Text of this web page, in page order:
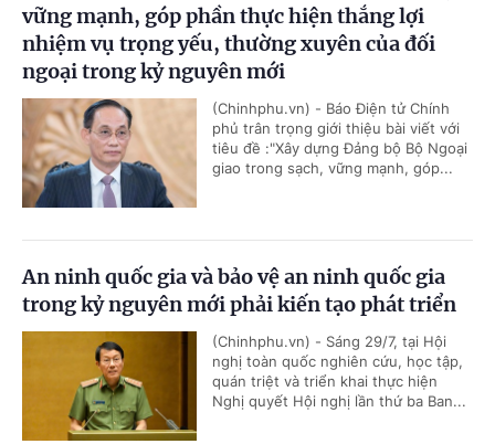
vững mạnh, góp phần thực hiện thắng lợi
nhiệm vụ trọng yếu, thường xuyên của đối
ngoại trong kỷ nguyên mới
(Chinhphu.vn) - Báo Điện tử Chính
phủ trân trọng giới thiệu bài viết với
tiêu đề :"Xây dựng Đảng bộ Bộ Ngoại
giao trong sạch, vững mạnh, góp...
An ninh quốc gia và bảo vệ an ninh quốc gia
trong kỷ nguyên mới phải kiến tạo phát triển
(Chinhphu.vn) - Sáng 29/7, tại Hội
nghị toàn quốc nghiên cứu, học tập,
quán triệt và triển khai thực hiện
Nghị quyết Hội nghị lần thứ ba Ban...